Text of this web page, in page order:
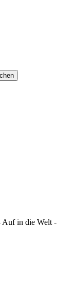
Auf in die Welt -